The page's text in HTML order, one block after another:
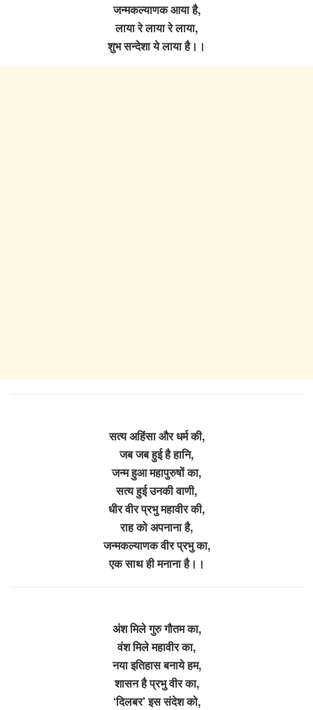
जन्मकल्याणक आया है,
लाया रे लाया रे लाया,
शुभ सन्देशा ये लाया है।।
सत्य अहिंसा और धर्म की,
जब जब हुई है हानि,
जन्म हुआ महापुरुषों का,
सत्य हुई उनकी वाणी,
धीर वीर प्रभु महावीर की,
राह को अपनाना है,
जन्मकल्याणक वीर प्रभु का,
एक साथ ही मनाना है।।
अंश मिले गुरु गौतम का,
वंश मिले महावीर का,
नया इतिहास बनाये हम,
शासन है प्रभु वीर का,
‘दिलबर’ इस संदेश को,